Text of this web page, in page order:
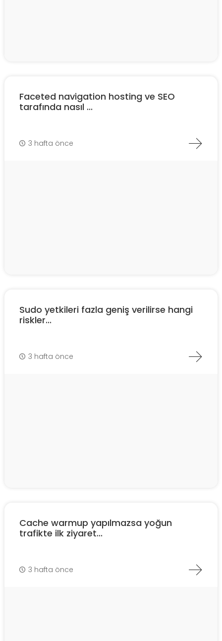
Faceted navigation hosting ve SEO
tarafında nasıl ...
3 hafta önce
Sudo yetkileri fazla geniş verilirse hangi
riskler...
3 hafta önce
Cache warmup yapılmazsa yoğun
trafikte ilk ziyaret...
3 hafta önce